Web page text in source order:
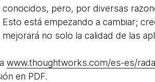
conocidos, pero, por diversas
Esto está empezando a cambiar;
mejorará no solo la calidad de las
www.thoughtworks.com/es-es/
en PDF.